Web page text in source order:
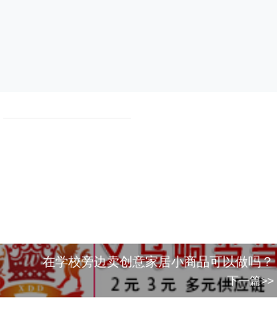
在学校旁边卖创意家居小商品可以做吗？
下一篇>>